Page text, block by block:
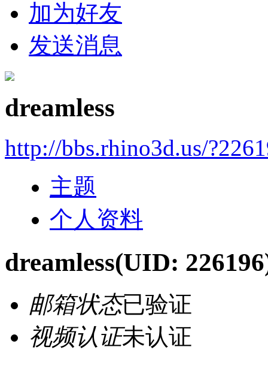
加为好友
发送消息
dreamless
http://bbs.rhino3d.us/
主题
个人资料
dreamless(UID:
邮箱状态已验证
视频认证未认证